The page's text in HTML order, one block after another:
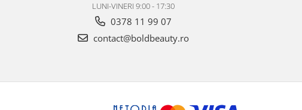
LUNI-VINERI 9:00 - 17:30
0378 11 99 07
contact@boldbeauty.ro